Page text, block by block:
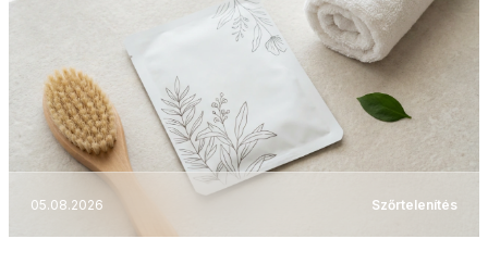
05.08.2026 Szőrtelenítés